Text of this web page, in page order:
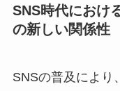
SNS時代におけ
の新しい関係性
SNSの普及により